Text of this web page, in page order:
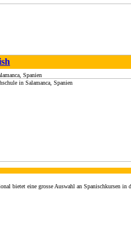
Spanien
bietet eine grosse Auswahl an Spanischkursen in